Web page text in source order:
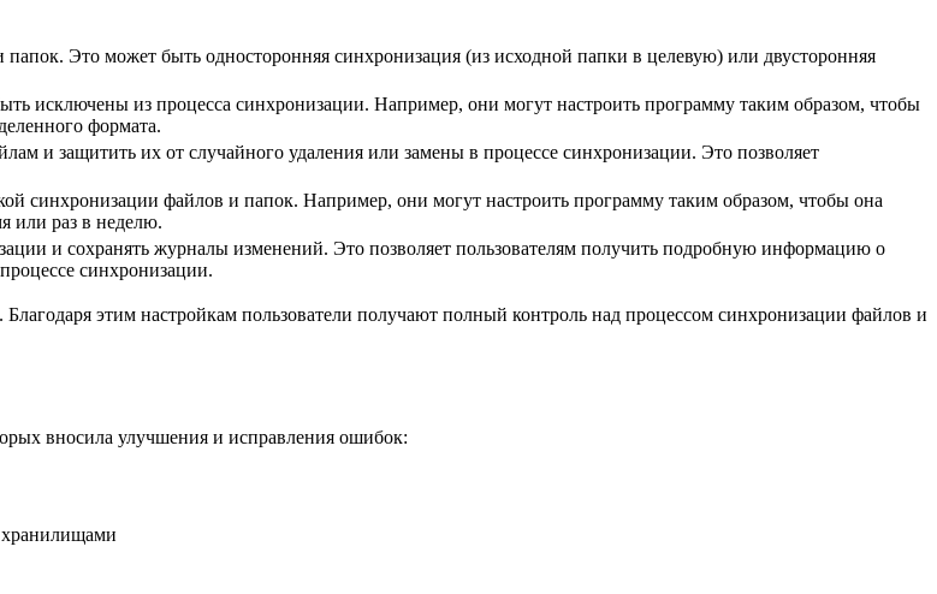
Это может быть односторонняя синхронизация (из исходной папки в целевую) или двусторонняя
исключены из процесса синхронизации. Например, они могут настроить программу таким образом, чтобы
формата.
и защитить их от случайного удаления или замены в процессе синхронизации. Это позволяет
синхронизации файлов и папок. Например, они могут настроить программу таким образом, чтобы она
или раз в неделю.
и сохранять журналы изменений. Это позволяет пользователям получить подробную информацию о
синхронизации.
этим настройкам пользователи получают полный контроль над процессом синхронизации файлов и
вносила улучшения и исправления ошибок:
хранилищами